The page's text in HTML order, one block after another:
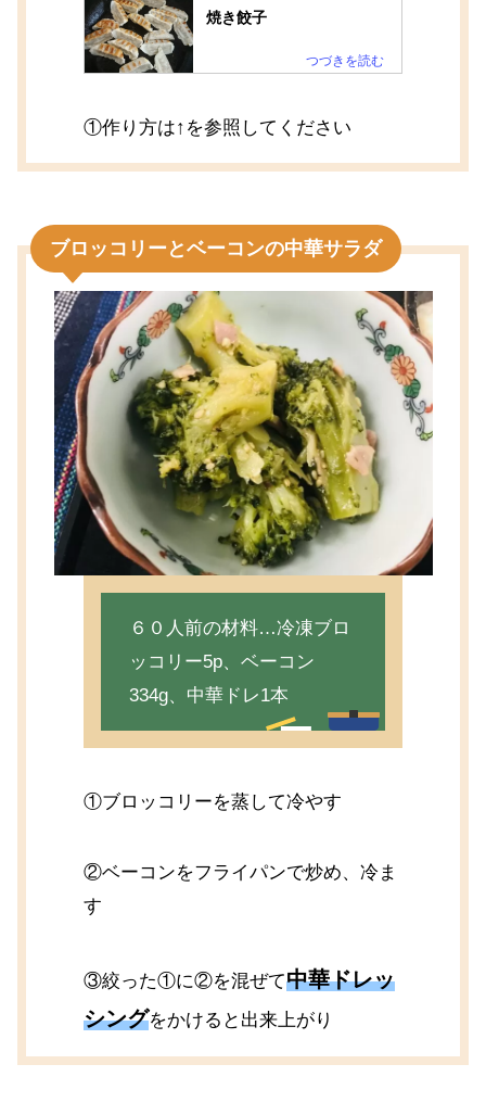
焼き餃子
①作り方は↑を参照してください
ブロッコリーとベーコンの中華サラダ
６０人前の材料…冷凍ブロ
ッコリー5p、ベーコン
334g、中華ドレ1本
①ブロッコリーを蒸して冷やす
②ベーコンをフライパンで炒め、冷ま
す
③絞った①に②を混ぜて中華ドレッ
シングをかけると出来上がり